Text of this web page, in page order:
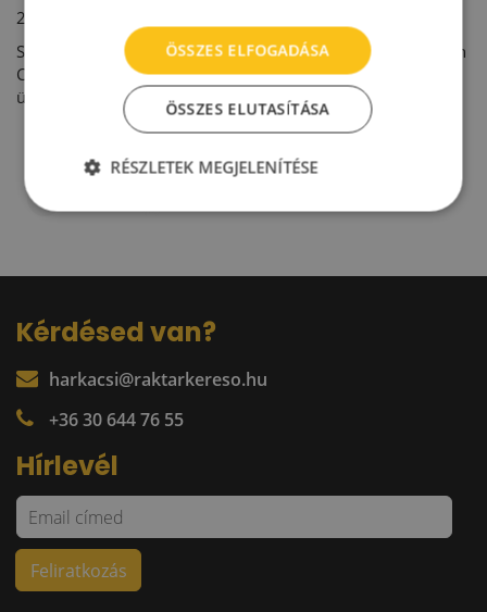
2016. 03. 03.
Sikeresen zárta a 2016-os pénzügyi év első felét a Goodman
Csoport. A saját tulajdonú ipari ingatlanok fejlesztésére és
üzemeltetésére szakosodott globális csoport közel...
Kérdésed van?
harkacsi@raktarkereso.hu
+36 30 644 76 55
Hírlevél
ÖSSZES ELFOGADÁSA
ÖSSZES ELUTASÍTÁSA
RÉSZLETEK MEGJELENÍTÉSE